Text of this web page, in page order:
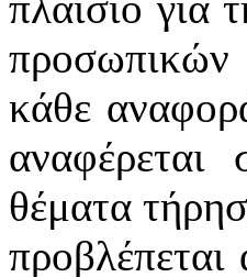
κάθε
θέματα
προβλέπεται